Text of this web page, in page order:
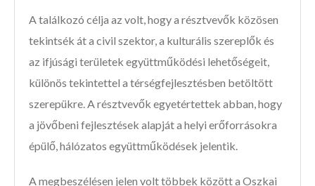
A találkozó célja az volt, hogy a résztvevők közösen
tekintsék át a civil szektor, a kulturális szereplők és
az ifjúsági területek együttműködési lehetőségeit,
különös tekintettel a térségfejlesztésben betöltött
szerepükre. A résztvevők egyetértettek abban, hogy
a jövőbeni fejlesztések alapját a helyi erőforrásokra
épülő, hálózatos együttműködések jelentik.
A megbeszélésen jelen volt többek között a Oszkai